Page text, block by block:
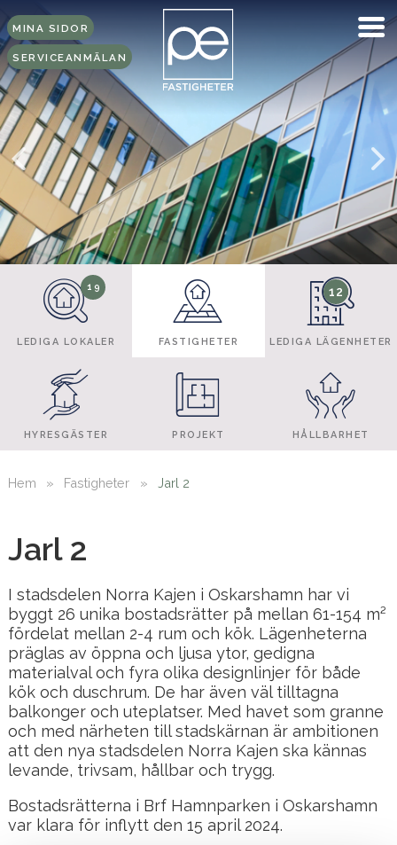
SERVICEANMÄLAN
MINA SIDOR
LEDIGA LOKALER
19
FASTIGHETER LEDIGA LÄGENHETER
12
HYRESGÄSTER PROJEKT HÅLLBARHET
Hem » Fastigheter » Jarl 2
Jarl 2
I stadsdelen Norra Kajen i Oskarshamn har vi
byggt 26 unika bostadsrätter på mellan 61-154 m²
fördelat mellan 2-4 rum och kök. Lägenheterna
präglas av öppna och ljusa ytor, gedigna
materialval och fyra olika designlinjer för både
kök och duschrum. De har även väl tilltagna
balkonger och uteplatser. Med havet som granne
och med närheten till stadskärnan är ambitionen
att den nya stadsdelen Norra Kajen ska kännas
levande, trivsam, hållbar och trygg.
Bostadsrätterna i Brf Hamnparken i Oskarshamn
var klara för inflytt den 15 april 2024.